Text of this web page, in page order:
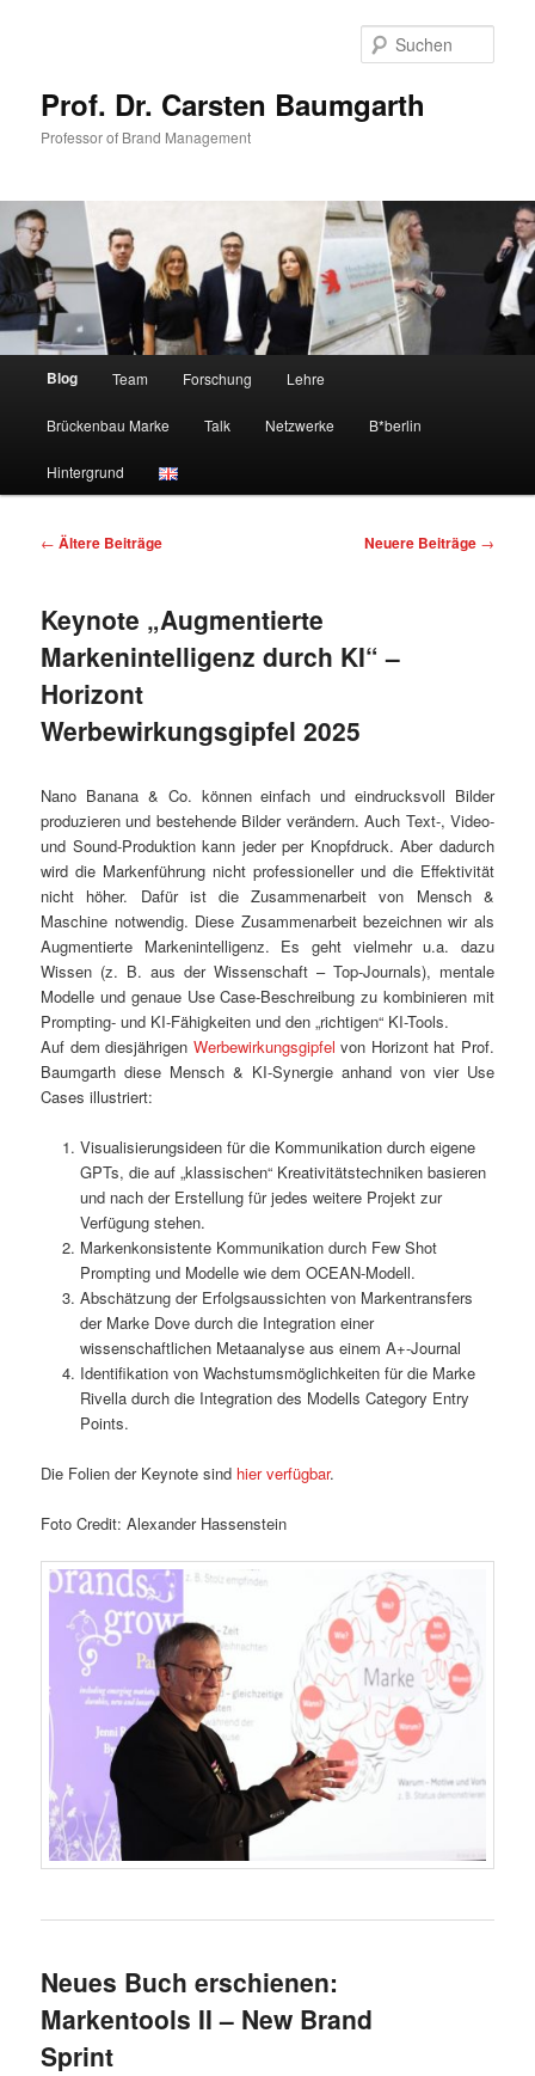
Prof. Dr. Carsten Baumgarth
Professor of Brand Management
Hauptmenü
Blog Team Forschung Lehre
Brückenbau Marke Talk Netzwerke B*berlin
Hintergrund
Beitragsnavigation
← Ältere Beiträge Neuere Beiträge →
Keynote „Augmentierte
Markenintelligenz durch KI“ –
Horizont
Werbewirkungsgipfel 2025
Nano Banana & Co. können einfach und eindrucksvoll Bilder
produzieren und bestehende Bilder verändern. Auch Text-, Video-
und Sound-Produktion kann jeder per Knopfdruck. Aber dadurch
wird die Markenführung nicht professioneller und die Effektivität
nicht höher. Dafür ist die Zusammenarbeit von Mensch &
Maschine notwendig. Diese Zusammenarbeit bezeichnen wir als
Augmentierte Markenintelligenz. Es geht vielmehr u.a. dazu
Wissen (z. B. aus der Wissenschaft – Top-Journals), mentale
Modelle und genaue Use Case-Beschreibung zu kombinieren mit
Prompting- und KI-Fähigkeiten und den „richtigen“ KI-Tools.
Auf dem diesjährigen Werbewirkungsgipfel von Horizont hat Prof.
Baumgarth diese Mensch & KI-Synergie anhand von vier Use
Cases illustriert:
Visualisierungsideen für die Kommunikation durch eigene
GPTs, die auf „klassischen“ Kreativitätstechniken basieren
und nach der Erstellung für jedes weitere Projekt zur
Verfügung stehen.
Markenkonsistente Kommunikation durch Few Shot
Prompting und Modelle wie dem OCEAN-Modell.
Abschätzung der Erfolgsaussichten von Markentransfers
der Marke Dove durch die Integration einer
wissenschaftlichen Metaanalyse aus einem A+-Journal
Identifikation von Wachstumsmöglichkeiten für die Marke
Rivella durch die Integration des Modells Category Entry
Points.
Die Folien der Keynote sind hier verfügbar.
Foto Credit: Alexander Hassenstein
Neues Buch erschienen:
Markentools II – New Brand
Sprint